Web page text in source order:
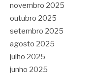
novembro 2025
outubro 2025
setembro 2025
agosto 2025
julho 2025
junho 2025